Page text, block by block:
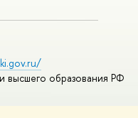
высшего образования РФ